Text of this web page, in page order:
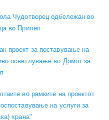
Чудотворец одбележан во
во Прилеп
проект за поставување на
осветлување во Домот за
во рамките на проектот
на услуги за
храна"